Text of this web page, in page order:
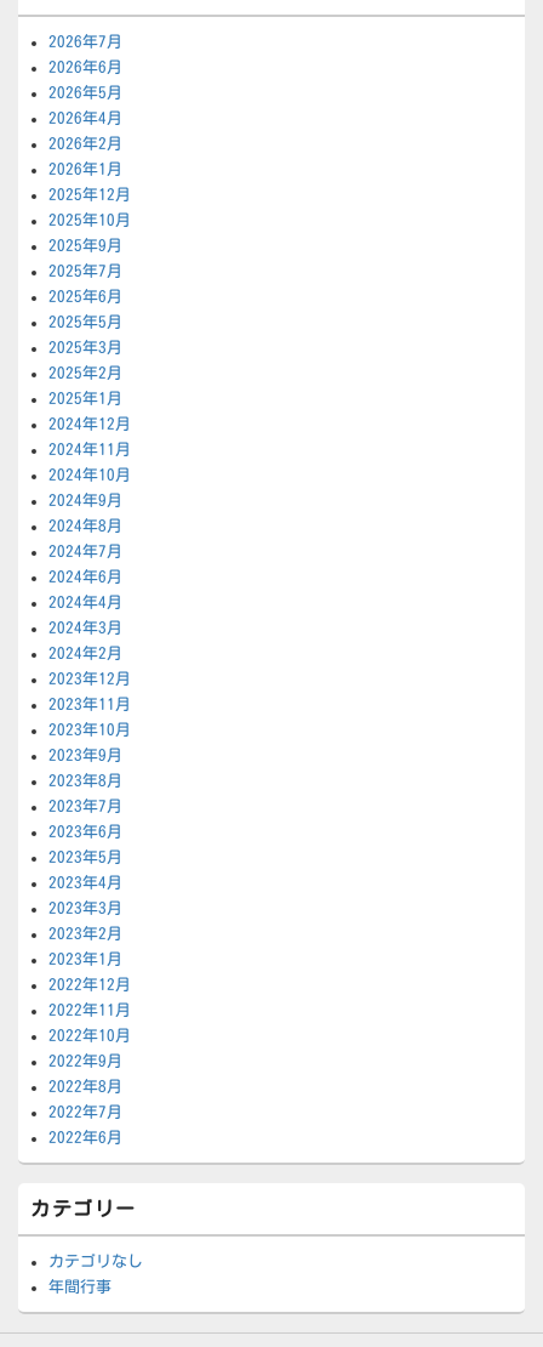
2026年7月
2026年6月
2026年5月
2026年4月
2026年2月
2026年1月
2025年12月
2025年10月
2025年9月
2025年7月
2025年6月
2025年5月
2025年3月
2025年2月
2025年1月
2024年12月
2024年11月
2024年10月
2024年9月
2024年8月
2024年7月
2024年6月
2024年4月
2024年3月
2024年2月
2023年12月
2023年11月
2023年10月
2023年9月
2023年8月
2023年7月
2023年6月
2023年5月
2023年4月
2023年3月
2023年2月
2023年1月
2022年12月
2022年11月
2022年10月
2022年9月
2022年8月
2022年7月
2022年6月
カテゴリー
カテゴリなし
年間行事